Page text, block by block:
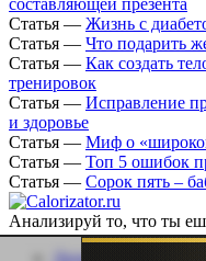
составляющей презента
Статья — Жизнь с
Статья — Что подарить
Статья — Как создать
тренировок
Статья — Исправление
и здоровье
Статья — Миф о
Статья — Топ 5 ошибок
Статья — Сорок пять –
Анализируй то, что ты